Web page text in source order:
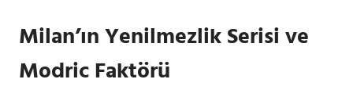
Milan’ın Yenilmezlik Serisi ve
Modric Faktörü